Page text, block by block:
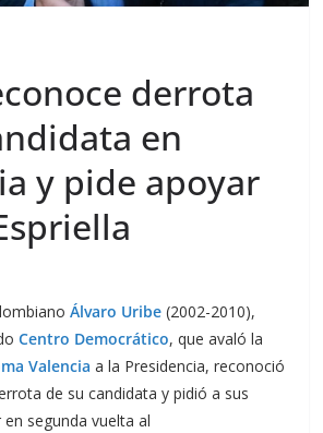
derrota
en
y pide apoyar
Álvaro Uribe (2002-2010),
Centro Democrático, que avaló la
Valencia a la Presidencia, reconoció
de su candidata y pidió a sus
segunda vuelta al